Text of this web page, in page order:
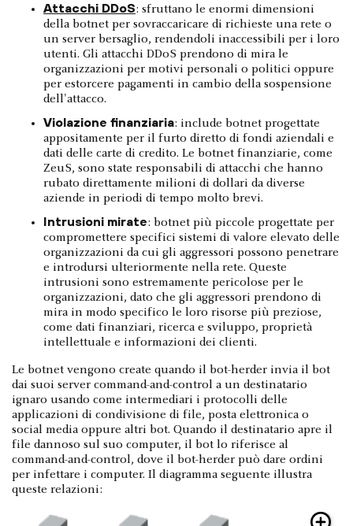
Attacchi DDoS: sfruttano le enormi dimensioni
della botnet per sovraccaricare di richieste una rete o
un server bersaglio, rendendoli inaccessibili per i loro
utenti. Gli attacchi DDoS prendono di mira le
organizzazioni per motivi personali o politici oppure
per estorcere pagamenti in cambio della sospensione
dell'attacco.
Violazione finanziaria: include botnet progettate
appositamente per il furto diretto di fondi aziendali e
dati delle carte di credito. Le botnet finanziarie, come
ZeuS, sono state responsabili di attacchi che hanno
rubato direttamente milioni di dollari da diverse
aziende in periodi di tempo molto brevi.
Intrusioni mirate: botnet più piccole progettate per
compromettere specifici sistemi di valore elevato delle
organizzazioni da cui gli aggressori possono penetrare
e introdursi ulteriormente nella rete. Queste
intrusioni sono estremamente pericolose per le
organizzazioni, dato che gli aggressori prendono di
mira in modo specifico le loro risorse più preziose,
come dati finanziari, ricerca e sviluppo, proprietà
intellettuale e informazioni dei clienti.
Le botnet vengono create quando il bot-herder invia il bot
dai suoi server command-and-control a un destinatario
ignaro usando come intermediari i protocolli delle
applicazioni di condivisione di file, posta elettronica o
social media oppure altri bot. Quando il destinatario apre il
file dannoso sul suo computer, il bot lo riferisce al
command-and-control, dove il bot-herder può dare ordini
per infettare i computer. Il diagramma seguente illustra
queste relazioni: